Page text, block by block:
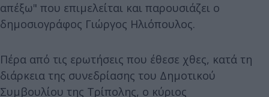
απέξω" που επιμελείται και παρουσιάζει ο
δημοσιογράφος Γιώργος Ηλιόπουλος.
Πέρα από τις ερωτήσεις που έθεσε χθες, κατά τη
διάρκεια της συνεδρίασης του Δημοτικού
Συμβουλίου της Τρίπολης, ο κύριος